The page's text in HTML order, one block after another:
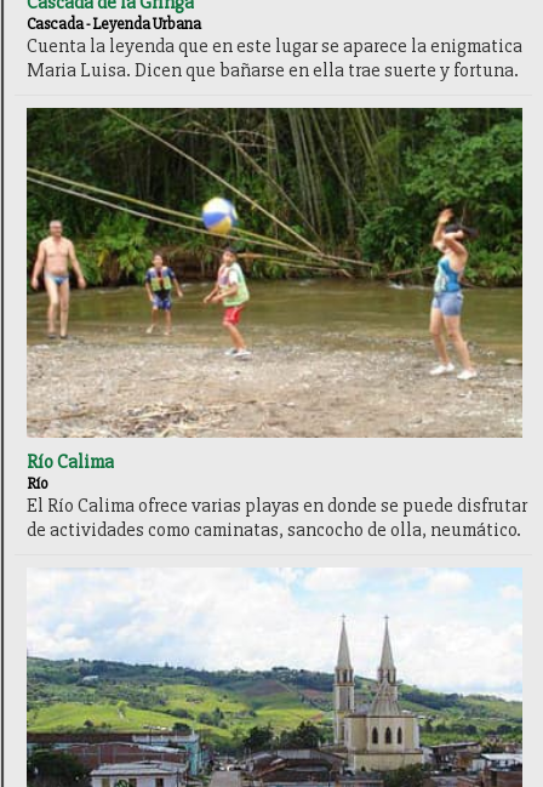
Cascada - Leyenda Urbana
Cuenta la leyenda que en este lugar se aparece la enigmatica
Maria Luisa. Dicen que bañarse en ella trae suerte y fortuna.
Río Calima
Río
El Río Calima ofrece varias playas en donde se puede disfrutar
de actividades como caminatas, sancocho de olla, neumático.